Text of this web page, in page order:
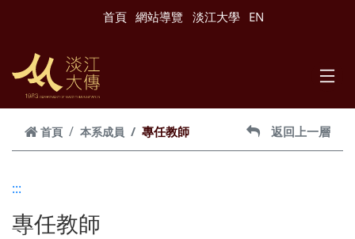
首頁 網站導覽 淡江大學 EN
首頁 本系成員 專任教師 返回上一層
:::
專任教師